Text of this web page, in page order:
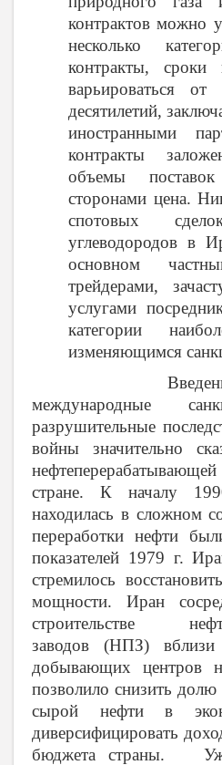
контрактов можно
несколько
контракты,
варьироваться
десятилетий,
иностранными
контракты
объемы
сторонами цена.
спотовых
углеводородов в
основном
трейдерами,
услугами
категории
изменяющимся
Введенные
международные
разрушительные
войны значительно
стране. К началу
находилась в сложном
переработки нефти
показателей 1979 г.
стремилось
мощности. Иран
строительстве
заводов (НПЗ) вблизи
добывающих центров
позволило снизить долю
сырой нефти в
диверсифицировать
бюджета страны.